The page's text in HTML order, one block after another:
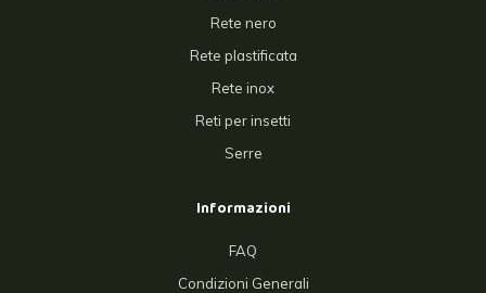
Rete nero
Rete plastificata
Rete inox
Reti per insetti
Serre
Informazioni
FAQ
Condizioni Generali